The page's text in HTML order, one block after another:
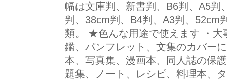
幅は文庫判、新書判、B6判、A5判
判、38cm判、B4判、A3判、52cm
類。 ★色んな用途で使えます ・大
鑑、パンフレット、文集のカバー
本、写真集、漫画本、同人誌の保
題集、ノート、レシピ、料理本、